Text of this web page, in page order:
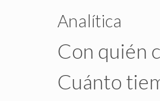
Analítica
Con quién
Cuánto